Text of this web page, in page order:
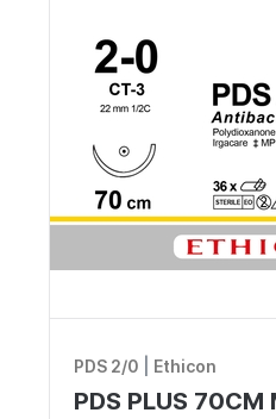
PDS 2/0 Ethicon
PDS PLUS